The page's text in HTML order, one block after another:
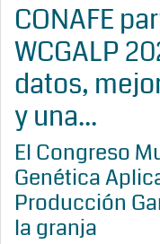
CONAFE
WCGALP
datos,
y una...
El Congreso
Genética
Producción
la granja